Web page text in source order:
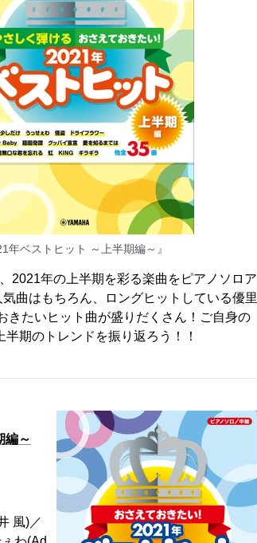
ベストヒット ～上半期編～』
2021年の上半期を彩る楽曲をピアノソロア
曲はもちろん、ロングヒットしている優里
きたいヒット曲が盛りだくさん！ご自身の
期のトレンドを振り返ろう！！
編～
風)／